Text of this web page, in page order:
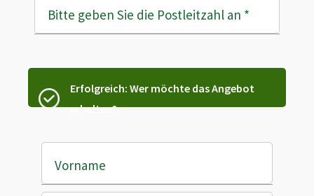
Bitte geben Sie die Postleitzahl an *
Erfolgreich: Wer möchte das Angebot
erhalten?
Vorname